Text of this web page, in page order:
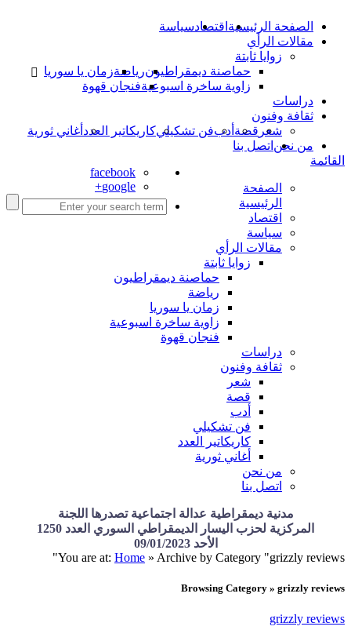
الصفحة الرئيسية اقتصادسياسة
مقالات الرأي
زوايا ثابتة
حماصنة ديمقراطيونرياضةزمان يا سوريا
زاوية ساخرة اسبوعيةفنجان قهوة
دراسات
ثقافة وفنون
شعر قصة أدبفن تشكيليكاريكاتير العدد أغاني ثورية
من نحن اتصل بنا
facebook
google+
القائمة
الصفحة
الرئيسية
اقتصاد
سياسة
مقالات الرأي
زوايا ثابتة
حماصنة ديمقراطيون
رياضة
زمان يا سوريا
زاوية ساخرة اسبوعية
فنجان قهوة
دراسات
ثقافة وفنون
شعر
قصة
أدب
فن تشكيلي
كاريكاتير العدد
أغاني ثورية
من نحن
اتصل بنا
مدنية ديمقراطية عدالة اجتماعية تصدرها اللجنة
المركزية لحزب اليسار الديمقراطي السوري العدد 1250
الأحد 09/01/2023
You are at: Home » Archive by Category "grizzly reviews"
Browsing Category » grizzly reviews
grizzly reviews